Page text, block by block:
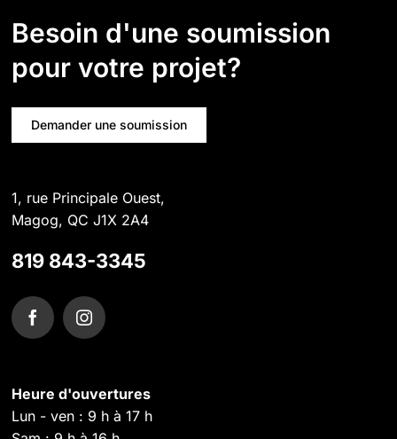
Besoin d'une soumission
pour votre projet?
Demander une soumission
1, rue Principale Ouest,
Magog, QC J1X 2A4
819 843-3345
Heure d'ouvertures
Lun - ven : 9 h à 17 h